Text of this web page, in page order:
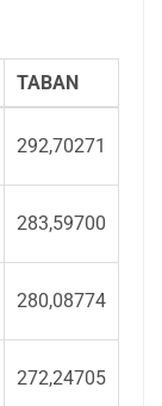
TABAN
292,70271
283,59700
280,08774
272,24705